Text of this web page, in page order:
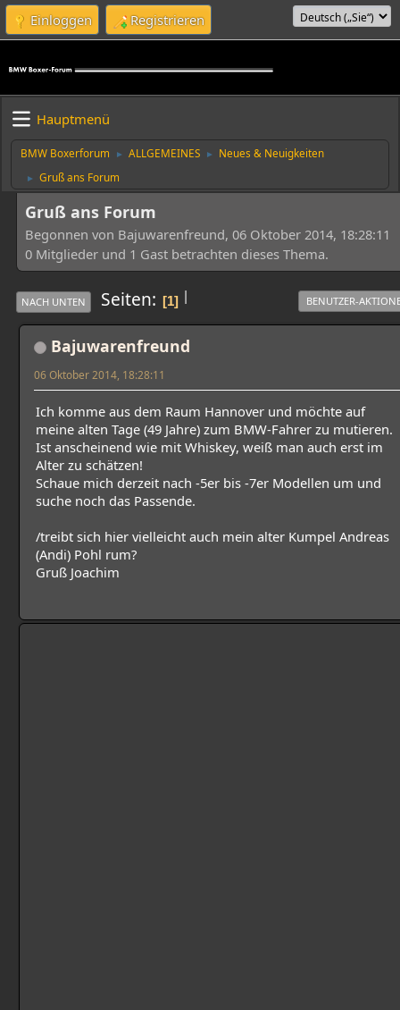
Einloggen Registrieren
Hauptmenü
BMW Boxerforum ► ALLGEMEINES ► Neues & Neuigkeiten
► Gruß ans Forum
Gruß ans Forum
Begonnen von Bajuwarenfreund, 06 Oktober 2014, 18:28:11
0 Mitglieder und 1 Gast betrachten dieses Thema.
|
NACH UNTEN Seiten 1 BENUTZER-
Bajuwarenfreund
06 Oktober 2014, 18:28:11
Ich komme aus dem Raum Hannover und möchte auf
meine alten Tage (49 Jahre) zum BMW-Fahrer zu mutieren.
Ist anscheinend wie mit Whiskey, weiß man auch erst im
Alter zu schätzen!
Schaue mich derzeit nach -5er bis -7er Modellen um und
suche noch das Passende.
/treibt sich hier vielleicht auch mein alter Kumpel Andreas
(Andi) Pohl rum?
Gruß Joachim